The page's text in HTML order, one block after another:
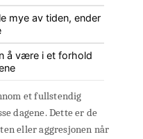
mye av tiden, ender
å være i et forhold
et fullstendig
dagene. Dette er de
eller aggresjonen når